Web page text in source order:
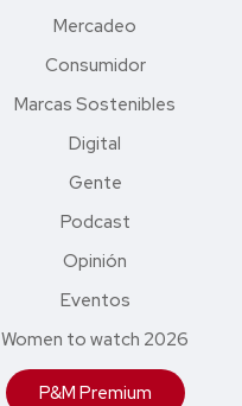
Mercadeo
Consumidor
Marcas Sostenibles
Digital
Gente
Podcast
Opinión
Eventos
Women to watch 2026
P&M Premium